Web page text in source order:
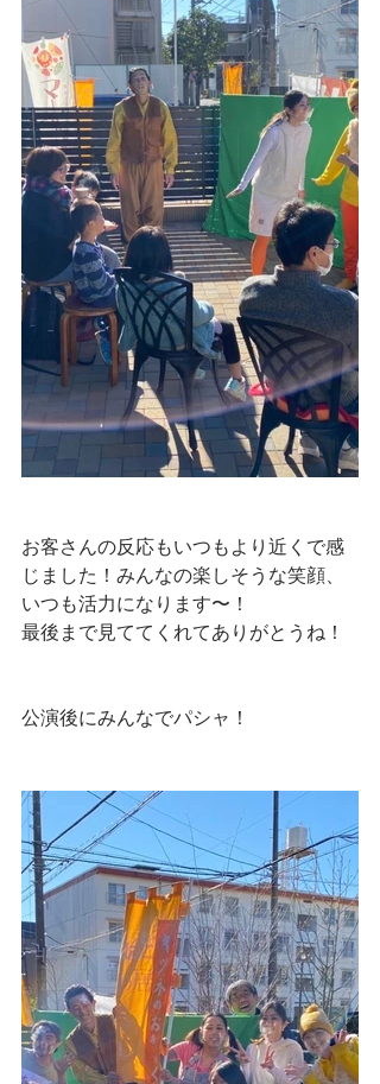
お客さんの反応もいつもより近くで感
じました！みんなの楽しそうな笑顔、
いつも活力になります〜！
最後まで見ててくれてありがとうね！
公演後にみんなでパシャ！